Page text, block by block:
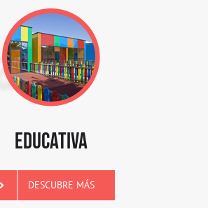
EDUCATIVA
DESCUBRE MÁS